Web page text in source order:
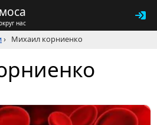
нас
› Михаил корниенко